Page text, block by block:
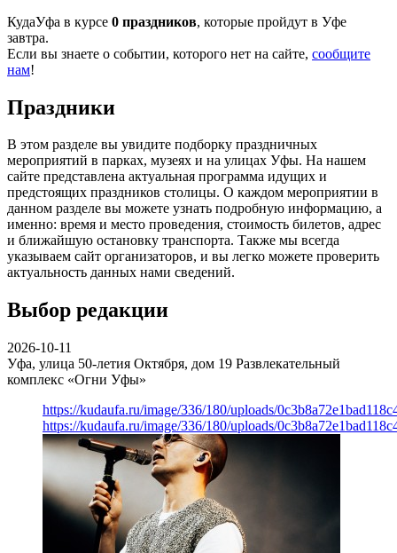
КудаУфа в курсе 0 праздников, которые пройдут в Уфе
завтра.
Если вы знаете о событии, которого нет на сайте, сообщите
нам!
Праздники
В этом разделе вы увидите подборку праздничных
мероприятий в парках, музеях и на улицах Уфы. На нашем
сайте представлена актуальная программа идущих и
предстоящих праздников столицы. О каждом мероприятии в
данном разделе вы можете узнать подробную информацию, а
именно: время и место проведения, стоимость билетов, адрес
и ближайшую остановку транспорта. Также мы всегда
указываем сайт организаторов, и вы легко можете проверить
актуальность данных нами сведений.
Выбор редакции
2026-10-11
Уфа, улица 50-летия Октября, дом 19 Развлекательный
комплекс «Огни Уфы»
https://kudaufa.ru/image/336/180/uploads/
https://kudaufa.ru/image/336/180/uploads/